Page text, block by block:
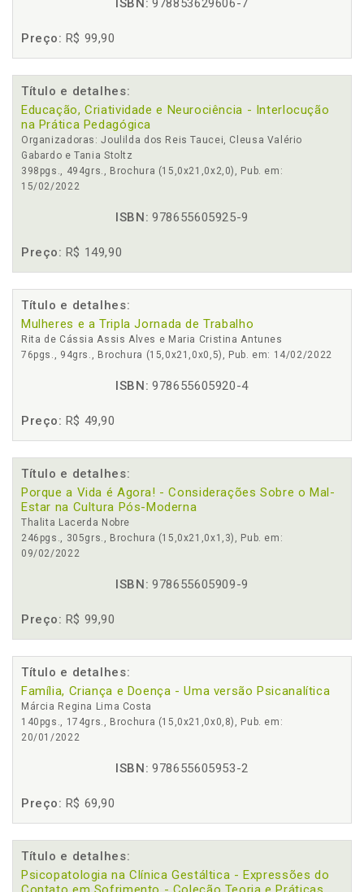
ISBN: 978853629606-7
Preço: R$ 99,90
Título e detalhes:
Educação, Criatividade e Neurociência - Interlocução
na Prática Pedagógica
Organizadoras: Joulilda dos Reis Taucei, Cleusa Valério
Gabardo e Tania Stoltz
398pgs., 494grs., Brochura (15,0x21,0x2,0), Pub. em:
15/02/2022
ISBN: 978655605925-9
Preço: R$ 149,90
Título e detalhes:
Mulheres e a Tripla Jornada de Trabalho
Rita de Cássia Assis Alves e Maria Cristina Antunes
76pgs., 94grs., Brochura (15,0x21,0x0,5), Pub. em: 14/02/2022
ISBN: 978655605920-4
Preço: R$ 49,90
Título e detalhes:
Porque a Vida é Agora! - Considerações Sobre o Mal-
Estar na Cultura Pós-Moderna
Thalita Lacerda Nobre
246pgs., 305grs., Brochura (15,0x21,0x1,3), Pub. em:
09/02/2022
ISBN: 978655605909-9
Preço: R$ 99,90
Título e detalhes:
Família, Criança e Doença - Uma versão Psicanalítica
Márcia Regina Lima Costa
140pgs., 174grs., Brochura (15,0x21,0x0,8), Pub. em:
20/01/2022
ISBN: 978655605953-2
Preço: R$ 69,90
Título e detalhes:
Psicopatologia na Clínica Gestáltica - Expressões do